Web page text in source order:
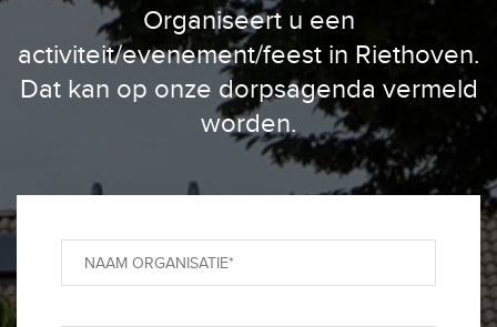
Organiseert u een
activiteit/evenement/feest in Riethoven.
Dat kan op onze dorpsagenda vermeld
worden.